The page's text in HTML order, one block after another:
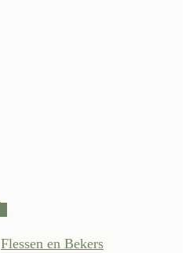
Flessen en Bekers